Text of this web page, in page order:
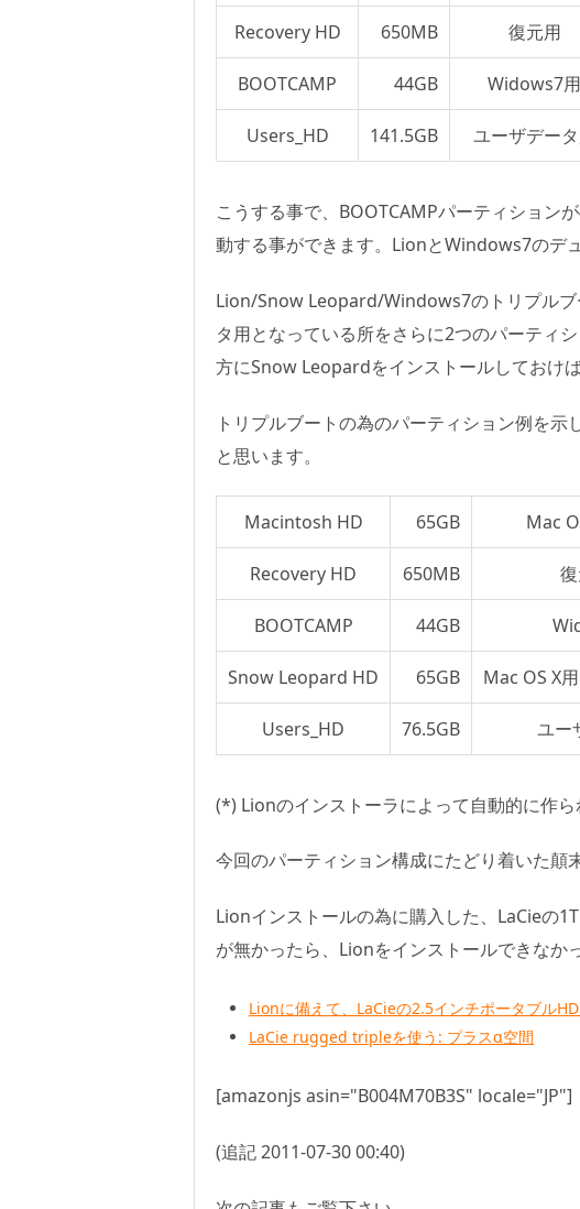
Recovery HD 650MB 復元用
BOOTCAMP 44GB Widows7用
Users_HD 141.5GB ユーザデー
こうする事で、BOOTCAMPパーティション
動する事ができます。LionとWindows7のデ
Lion/Snow Leopard/Windows7のトリプルブ
タ用となっている所をさらに2つのパーティ
方にSnow Leopardをインストールしておけば
トリプルブートの為のパーティション例を
と思います。
Macintosh HD 65GB Mac
Recovery HD 650MB
BOOTCAMP 44GB
Snow Leopard HD 65GB Mac OS X
Users_HD 76.5GB ユー
(*) Lionのインストーラによって自動的に作
今回のパーティション構成にたどり着いた顛
Lionインストールの為に購入した、LaCieの
が無かったら、Lionをインストールできなか
Lionに備えて、LaCieの2.5インチポータブル
LaCie rugged tripleを使う: プラスα空間
[amazonjs asin="B004M70B3S" locale="JP"]
(追記 2011-07-30 00:40)